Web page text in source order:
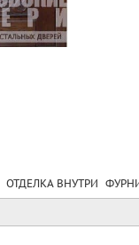
ОТДЕЛКА ВНУТРИ